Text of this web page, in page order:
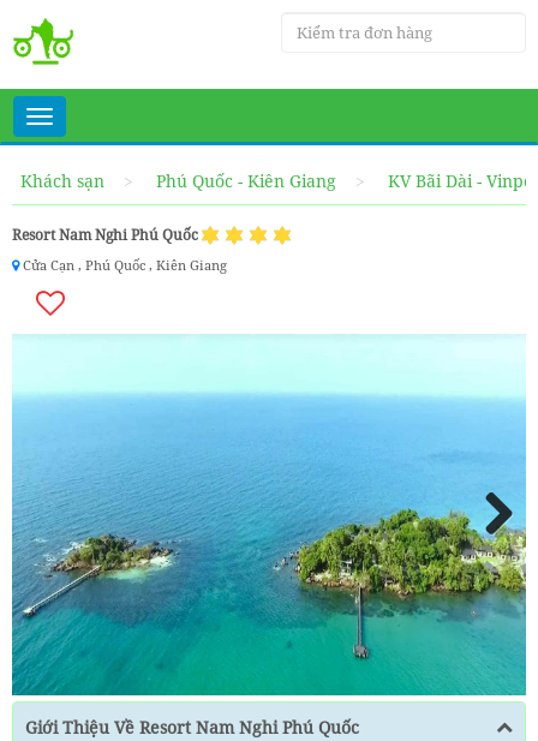
Toggle
navigation
Khách sạn
Phú Quốc - Kiên Giang KV Bãi Dài -
Resort Nam Nghi Phú Quốc
Cửa Cạn , Phú Quốc , Kiên Giang
Next
Giới Thiệu Về Resort Nam Nghi Phú Quốc